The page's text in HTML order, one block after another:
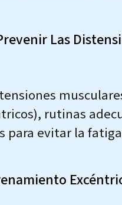
Las
rutinas
para evitar la